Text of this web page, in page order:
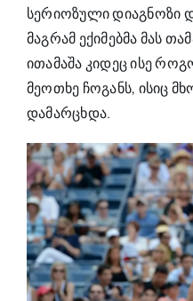
სერიოზული დიაგნოზი
მაგრამ ექიმებმა მას
ითამაშა კიდეც ისე
მეოთხე ჩოგანს, ისიც
დამარცხდა.